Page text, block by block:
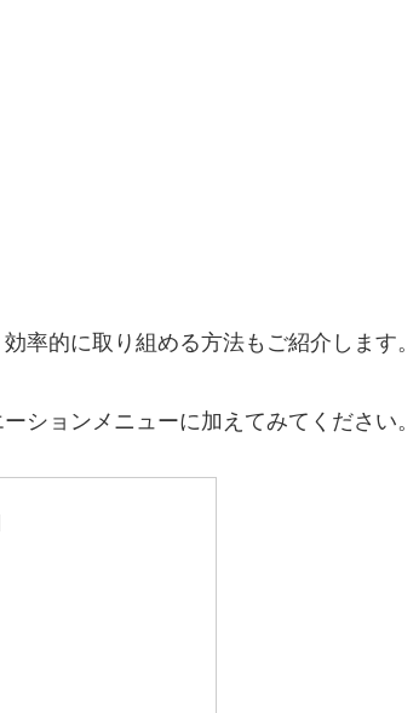
率的に取り組める方法もご紹介します。
ションメニューに加えてみてください。